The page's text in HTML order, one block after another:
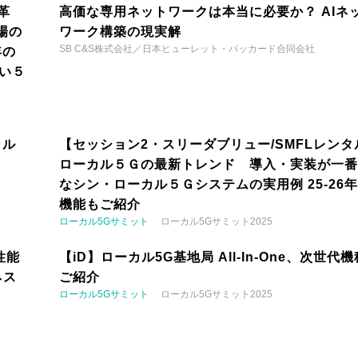
の
５
高価な専用ネットワークは本当に必要か？ AIネ
ワーク構築の現実解
SB C&S株式会社／日本ヒューレット・パッカード合同会社
ル
【セッション2・スリーダブリュー/SMFLレンタ
ローカル５Ｇの最新トレンド 導入・実装が一
なシン・ローカル５Ｇシステムの実用例 25-26
機能もご紹介
ローカル5Gサミット ローカル5Gサミット2025
能
【iD】ローカル5G基地局 All-In-One、次世代機
ご紹介
ローカル5Gサミット ローカル5Gサミット2025